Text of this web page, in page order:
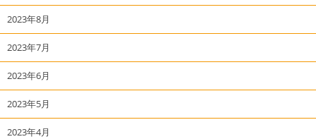
2023年8月
2023年7月
2023年6月
2023年5月
2023年4月